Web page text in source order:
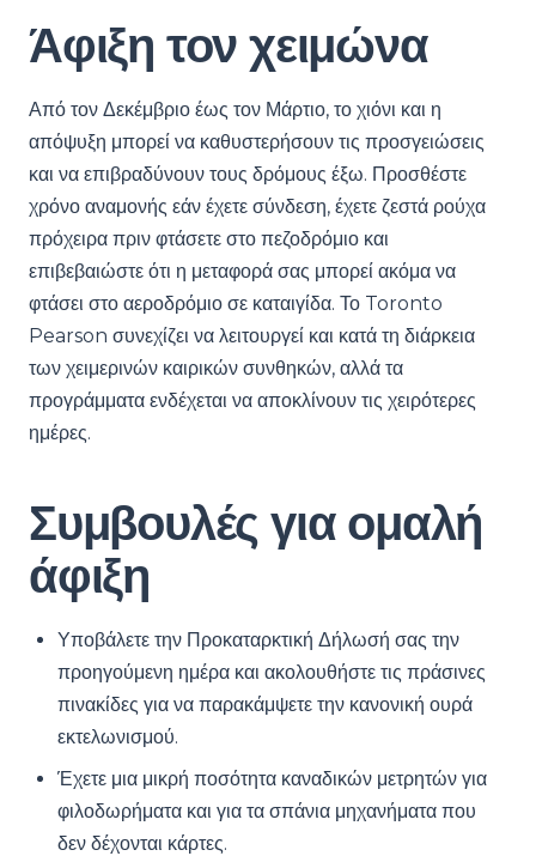
Άφιξη τον χειμώνα
Από τον Δεκέμβριο έως τον Μάρτιο, το χιόνι και η
απόψυξη μπορεί να καθυστερήσουν τις προσγειώσεις
και να επιβραδύνουν τους δρόμους έξω. Προσθέστε
χρόνο αναμονής εάν έχετε σύνδεση, έχετε ζεστά ρούχα
πρόχειρα πριν φτάσετε στο πεζοδρόμιο και
επιβεβαιώστε ότι η μεταφορά σας μπορεί ακόμα να
φτάσει στο αεροδρόμιο σε καταιγίδα. Το Toronto
Pearson συνεχίζει να λειτουργεί και κατά τη διάρκεια
των χειμερινών καιρικών συνθηκών, αλλά τα
προγράμματα ενδέχεται να αποκλίνουν τις χειρότερες
ημέρες.
Συμβουλές για ομαλή
άφιξη
Υποβάλετε την Προκαταρκτική Δήλωσή σας την
προηγούμενη ημέρα και ακολουθήστε τις πράσινες
πινακίδες για να παρακάμψετε την κανονική ουρά
εκτελωνισμού.
Έχετε μια μικρή ποσότητα καναδικών μετρητών για
φιλοδωρήματα και για τα σπάνια μηχανήματα που
δεν δέχονται κάρτες.